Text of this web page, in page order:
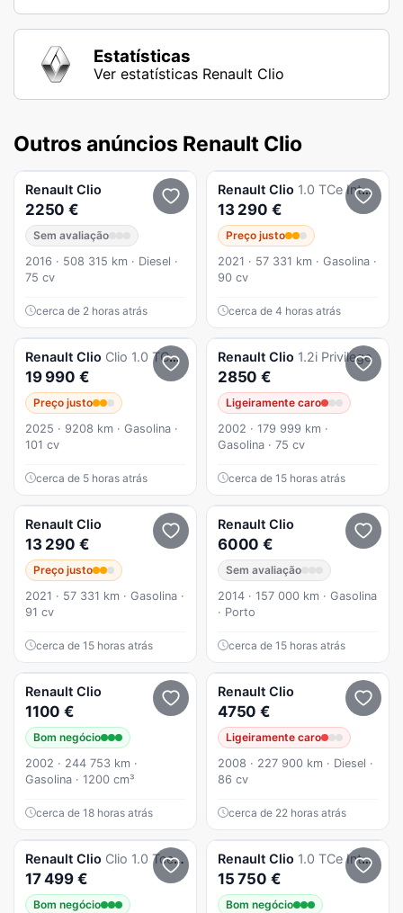
Estatísticas
Ver estatísticas Renault Clio
Outros anúncios Renault Clio
Renault Clio
2250 €
Sem avaliação
2016 · 508 315 km · Diesel ·
75 cv
cerca de 2 horas atrás
Renault Clio 1.0 TCe Intens
13 290 €
Preço justo
2021 · 57 331 km · Gasolina ·
90 cv
cerca de 4 horas atrás
Renault Clio Clio 1.0 TCe Evolution Bi-Fuel
19 990 €
Preço justo
2025 · 9208 km · Gasolina ·
101 cv
cerca de 5 horas atrás
Renault Clio 1.2i Privilege
2850 €
Ligeiramente caro
2002 · 179 999 km ·
Gasolina · 75 cv
cerca de 15 horas atrás
Renault Clio
13 290 €
Preço justo
2021 · 57 331 km · Gasolina ·
91 cv
cerca de 15 horas atrás
Renault Clio
6000 €
Sem avaliação
2014 · 157 000 km · Gasolina
· Porto
cerca de 15 horas atrás
Renault Clio
1100 €
Bom negócio
2002 · 244 753 km ·
Gasolina · 1200 cm³
cerca de 18 horas atrás
Renault Clio
4750 €
Ligeiramente caro
2008 · 227 900 km · Diesel ·
86 cv
cerca de 22 horas atrás
Renault Clio Clio 1.0 Tce Evolution Bi-Fuel
17 499 €
Bom negócio
Renault Clio 1.0 TCe Intens
15 750 €
Bom negócio